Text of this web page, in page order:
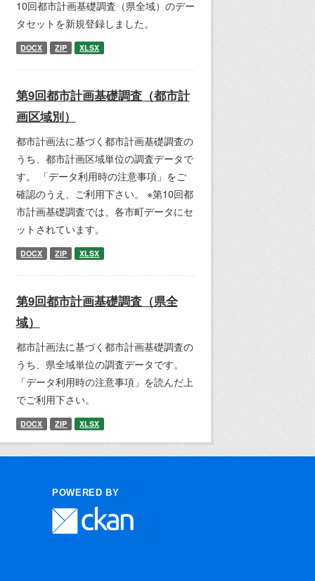
10回都市計画基礎調査（県全域）のデー
タセットを新規登録しました。
DOCX ZIP XLSX
第9回都市計画基礎調査（都市計
画区域別）
都市計画法に基づく都市計画基礎調査の
うち、都市計画区域単位の調査データで
す。 「データ利用時の注意事項」をご
確認のうえ、ご利用下さい。 ※第10回都
市計画基礎調査では、各市町データにセ
ットされています。
DOCX ZIP XLSX
第9回都市計画基礎調査（県全
域）
都市計画法に基づく都市計画基礎調査の
うち、県全域単位の調査データです。
「データ利用時の注意事項」を読んだ上
でご利用下さい。
DOCX ZIP XLSX
POWERED BY